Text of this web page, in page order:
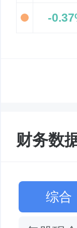
-
财务数
综合